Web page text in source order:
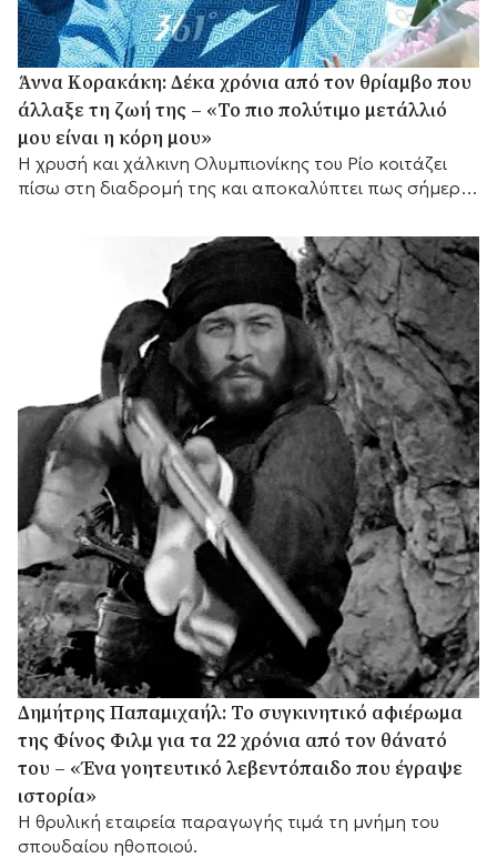
Άννα Κορακάκη: Δέκα χρόνια από τον θρίαμβο που
άλλαξε τη ζωή της – «Το πιο πολύτιμο μετάλλιό
μου είναι η κόρη μου»
Η χρυσή και χάλκινη Ολυμπιονίκης του Ρίο κοιτάζει
πίσω στη διαδρομή της και αποκαλύπτει πως σήμερα
Δημήτρης Παπαμιχαήλ: Το συγκινητικό αφιέρωμα
της Φίνος Φιλμ για τα 22 χρόνια από τον θάνατό
του – «Ένα γοητευτικό λεβεντόπαιδο που έγραψε
ιστορία»
Η θρυλική εταιρεία παραγωγής τιμά τη μνήμη του
σπουδαίου ηθοποιού.